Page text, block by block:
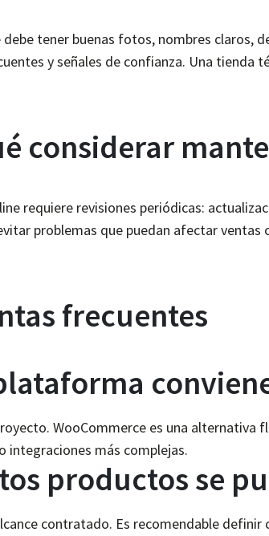
debe tener buenas fotos, nombres claros,
y señales de confianza. Una tienda
considerar
requiere revisiones periódicas:
problemas que puedan afectar ventas
frecuentes
WooCommerce es una alternativa
integraciones más complejas.
productos se
contratado. Es recomendable